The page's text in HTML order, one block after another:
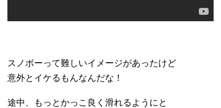
スノボーって難しいイメージがあったけど
意外とイケるもんなんだな！
途中、もっとかっこ良く滑れるようにと